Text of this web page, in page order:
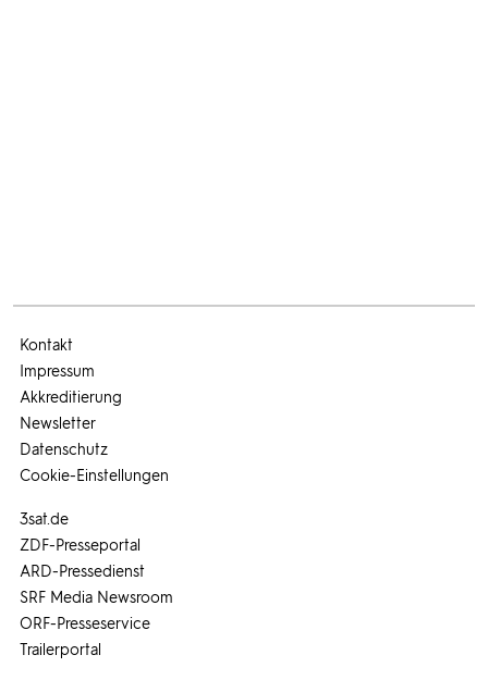
3sat.de
ZDF-Presseportal
ARD-Pressedienst
SRF Media Newsroom
ORF-Presseservice
Trailerportal
Kontakt
Impressum
Akkreditierung
Newsletter
Datenschutz
Cookie-Einstellungen